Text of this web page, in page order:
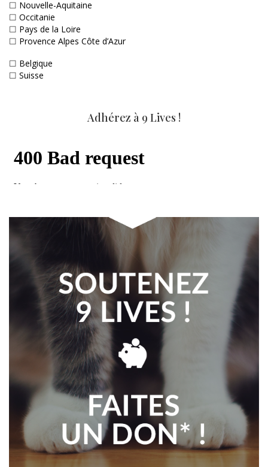
☐ Nouvelle-Aquitaine
☐ Occitanie
☐ Pays de la Loire
☐ Provence Alpes Côte d’Azur
☐ Belgique
☐ Suisse
Adhérez à 9 Lives !